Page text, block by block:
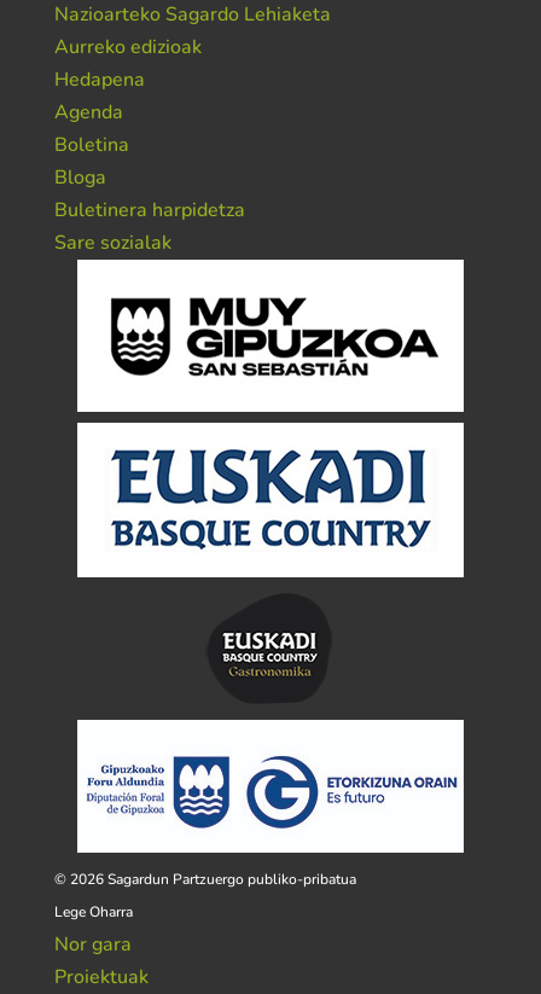
Nazioarteko Sagardo Lehiaketa
Aurreko edizioak
Hedapena
Agenda
Boletina
Bloga
Buletinera harpidetza
Sare sozialak
© 2026 Sagardun Partzuergo publiko-pribatua
Lege Oharra
Nor gara
Proiektuak